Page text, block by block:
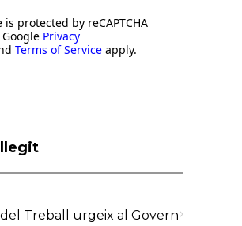
is protected by reCAPTCHA
Privacy
Terms of Service apply.
llegit
Treball urgeix al Govern